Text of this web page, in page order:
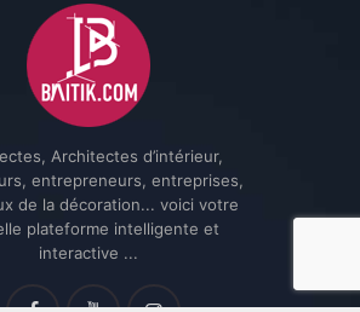
Architectes d’intérieur,
entrepreneurs, entreprises,
de la décoration... voici votre
plateforme intelligente et
interactive ...